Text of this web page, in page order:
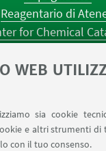
WEB
sia cookie
e altri strumenti di
con il tuo consenso.
Reagentario di
for Chemical
AULE U.E. 4 NAVILE
NMR
del